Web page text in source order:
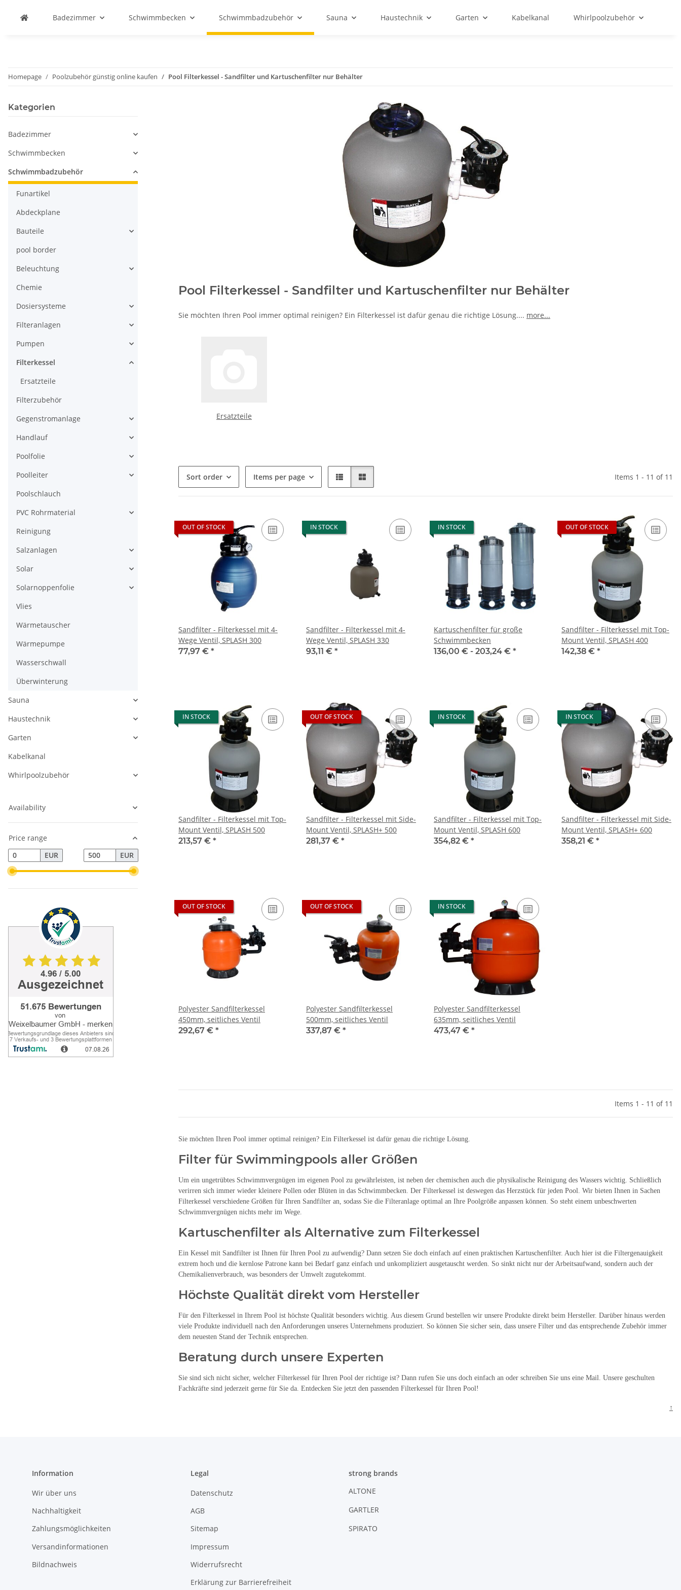
Badezimmer Schwimmbecken Schwimmbadzubehör Sauna Haustechnik Garten Kabelkanal Whirlpoolzubehör
Homepage Poolzubehör günstig online kaufen Pool Filterkessel - Sandfilter und Kartuschenfilter nur Behälter
Pool Filterkessel - Sandfilter und Kartuschenfilter nur Behälter
Sie möchten Ihren Pool immer optimal reinigen? Ein Filterkessel ist dafür genau die richtige Lösung.... more...
Ersatzteile
Sort order Items per page Items 1 - 11 of 11
OUT OF STOCK
Sandfilter - Filterkessel mit 4-
Wege Ventil, SPLASH 300
77,97 € *
IN STOCK
Sandfilter - Filterkessel mit 4-
Wege Ventil, SPLASH 330
93,11 € *
IN STOCK
Kartuschenfilter für große
Schwimmbecken
136,00 € - 203,24 € *
OUT OF STOCK
Sandfilter - Filterkessel mit Top-
Mount Ventil, SPLASH 400
142,38 € *
IN STOCK
Sandfilter - Filterkessel mit Top-
Mount Ventil, SPLASH 500
213,57 € *
OUT OF STOCK
Sandfilter - Filterkessel mit Side-
Mount Ventil, SPLASH+ 500
281,37 € *
IN STOCK
Sandfilter - Filterkessel mit Top-
Mount Ventil, SPLASH 600
354,82 € *
IN STOCK
Sandfilter - Filterkessel mit Side-
Mount Ventil, SPLASH+ 600
358,21 € *
OUT OF STOCK
Polyester Sandfilterkessel
450mm, seitliches Ventil
292,67 € *
OUT OF STOCK
Polyester Sandfilterkessel
500mm, seitliches Ventil
337,87 € *
IN STOCK
Polyester Sandfilterkessel
635mm, seitliches Ventil
473,47 € *
Items 1 - 11 of 11
Sie möchten Ihren Pool immer optimal reinigen? Ein Filterkessel ist dafür genau die richtige Lösung.
Filter für Swimmingpools aller Größen
Um ein ungetrübtes Schwimmvergnügen im eigenen Pool zu gewährleisten, ist neben der chemischen auch die physikalische Reinigung des Wassers wichtig. Schließlich
verirren sich immer wieder kleinere Pollen oder Blüten in das Schwimmbecken. Der Filterkessel ist deswegen das Herzstück für jeden Pool. Wir bieten Ihnen in Sachen
Filterkessel verschiedene Größen für Ihren Sandfilter an, sodass Sie die Filteranlage optimal an Ihre Poolgröße anpassen können. So steht einem unbeschwerten
Schwimmvergnügen nichts mehr im Wege.
Kartuschenfilter als Alternative zum Filterkessel
Ein Kessel mit Sandfilter ist Ihnen für Ihren Pool zu aufwendig? Dann setzen Sie doch einfach auf einen praktischen Kartuschenfilter. Auch hier ist die Filtergenauigkeit
extrem hoch und die kernlose Patrone kann bei Bedarf ganz einfach und unkompliziert ausgetauscht werden. So sinkt nicht nur der Arbeitsaufwand, sondern auch der
Chemikalienverbrauch, was besonders der Umwelt zugutekommt.
Höchste Qualität direkt vom Hersteller
Für den Filterkessel in Ihrem Pool ist höchste Qualität besonders wichtig. Aus diesem Grund bestellen wir unsere Produkte direkt beim Hersteller. Darüber hinaus werden
viele Produkte individuell nach den Anforderungen unseres Unternehmens produziert. So können Sie sicher sein, dass unsere Filter und das entsprechende Zubehör immer
dem neuesten Stand der Technik entsprechen.
Beratung durch unsere Experten
Sie sind sich nicht sicher, welcher Filterkessel für Ihren Pool der richtige ist? Dann rufen Sie uns doch einfach an oder schreiben Sie uns eine Mail. Unsere geschulten
Fachkräfte sind jederzeit gerne für Sie da. Entdecken Sie jetzt den passenden Filterkessel für Ihren Pool!
↑
Kategorien
Badezimmer
Schwimmbecken
Schwimmbadzubehör
Funartikel
Abdeckplane
Bauteile
pool border
Beleuchtung
Chemie
Dosiersysteme
Filteranlagen
Pumpen
Filterkessel
Ersatzteile
Filterzubehör
Gegenstromanlage
Handlauf
Poolfolie
Poolleiter
Poolschlauch
PVC Rohrmaterial
Reinigung
Salzanlagen
Solar
Solarnoppenfolie
Vlies
Wärmetauscher
Wärmepumpe
Wasserschwall
Überwinterung
Sauna
Haustechnik
Garten
Kabelkanal
Whirlpoolzubehör
Availability
Price range
EUR
EUR
Information
Wir über uns
Nachhaltigkeit
Zahlungsmöglichkeiten
Versandinformationen
Bildnachweis
Legal
Datenschutz
AGB
Sitemap
Impressum
Widerrufsrecht
Erklärung zur Barrierefreiheit
strong brands
ALTONE
GARTLER
SPIRATO